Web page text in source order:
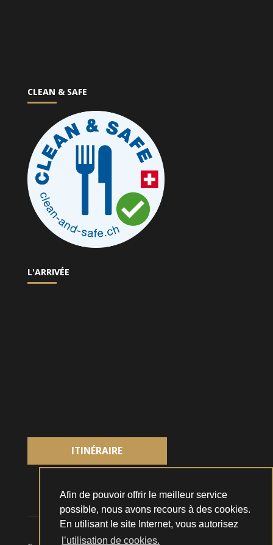
Afin de pouvoir offrir le meilleur service
possible, nous avons recours à des cookies.
En utilisant le site Internet, vous autorisez
l’utilisation de cookies.
CLEAN & SAFE
L'ARRIVÉE
ITINÉRAIRE